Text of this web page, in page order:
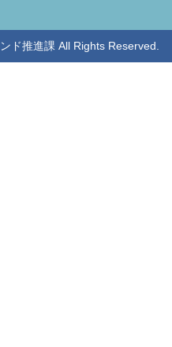
ド推進課 All Rights Reserved.